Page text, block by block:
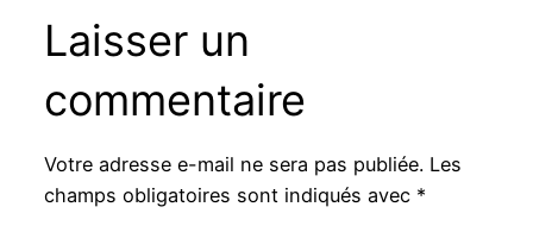
Laisser un
commentaire
Votre adresse e-mail ne sera pas publiée. Les
champs obligatoires sont indiqués avec *